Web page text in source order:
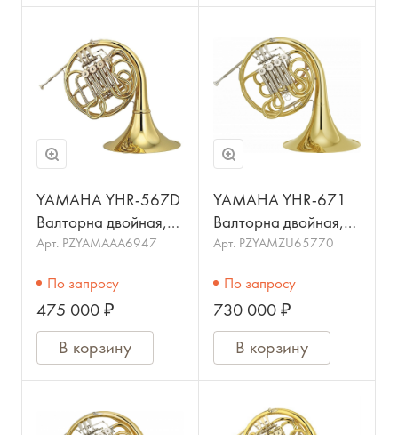
YAMAHA YHR-567D
Валторна двойная,
строй F/Bb, съемный
Арт. PZYAMAAA6947
По запросу
475 000 ₽
В корзину
YAMAHA YHR-671
Валторна двойная,
строй F/Bb
Арт. PZYAMZU65770
По запросу
730 000 ₽
В корзину